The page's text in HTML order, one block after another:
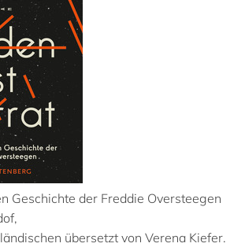
Geschichte der Freddie Oversteegen
übersetzt von Verena Kiefer.